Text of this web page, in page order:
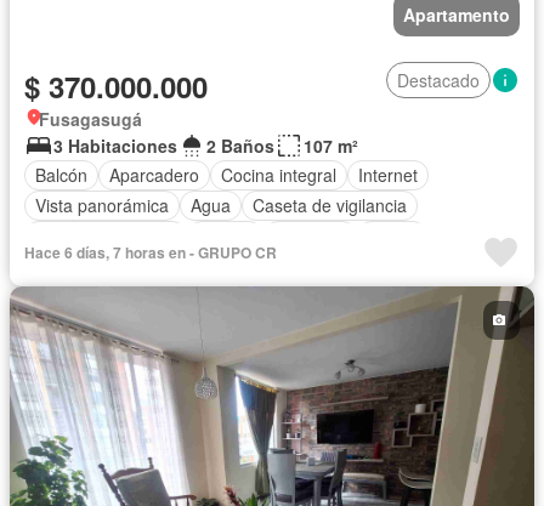
Apartamento
$ 370.000.000
Destacado
Fusagasugá
3 Habitaciones
2 Baños
107 m²
Balcón
Aparcadero Cocina integral
Internet
Vista panorámica
Agua
Caseta de vigilancia
Hace 6 días, 7 horas en - GRUPO CR